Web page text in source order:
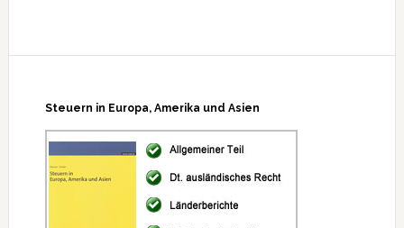
Steuern in Europa, Amerika und Asien